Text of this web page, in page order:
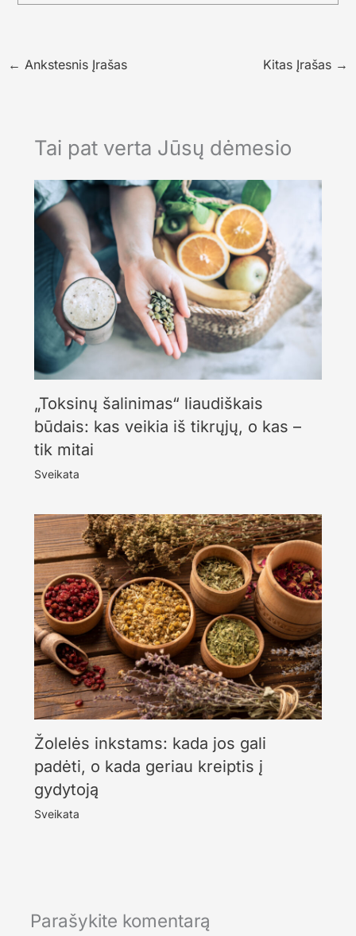
← Ankstesnis Įrašas Kitas Įrašas →
Tai pat verta Jūsų dėmesio
„Toksinų šalinimas“ liaudiškais
būdais: kas veikia iš tikrųjų, o kas –
tik mitai
Sveikata
Žolelės inkstams: kada jos gali
padėti, o kada geriau kreiptis į
gydytoją
Sveikata
Parašykite komentarą